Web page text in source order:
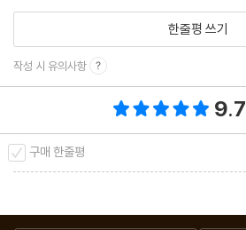
한줄평 쓰기
작성 시 유의사항
9.7
구매 한줄평